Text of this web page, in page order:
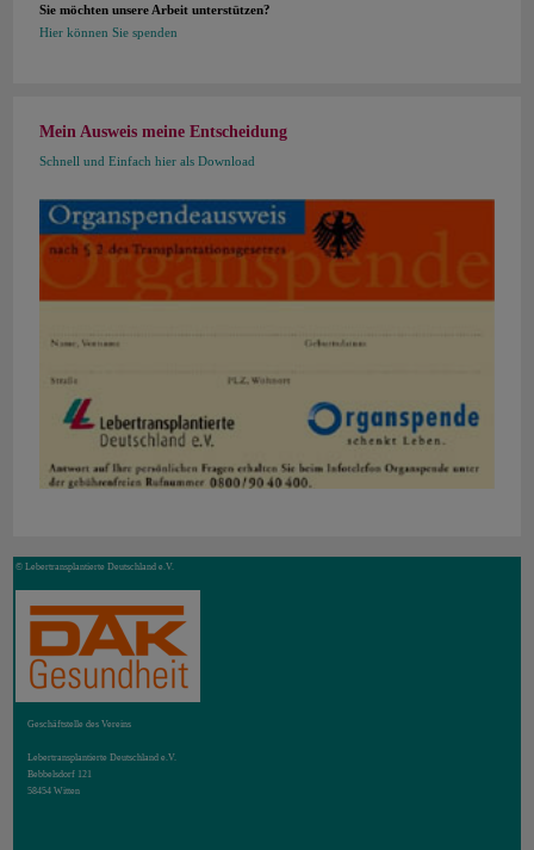
Sie möchten unsere Arbeit unterstützen?
Hier können Sie spenden
Mein Ausweis meine Entscheidung
Schnell und Einfach hier als Download
© Lebertransplantierte Deutschland e.V.
Geschäftstelle des Vereins
Lebertransplantierte Deutschland e.V.
Bebbelsdorf 121
58454 Witten